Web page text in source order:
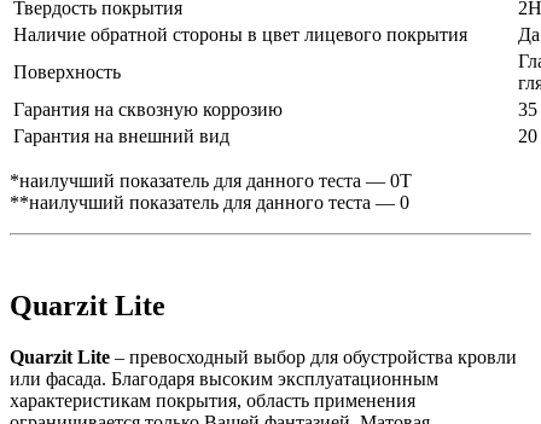
Твердость покрытия
2H
Наличие обратной стороны в цвет лицевого покрытия
Да
Поверхность
Гарантия на сквозную коррозию
35
Гарантия на внешний вид
20
*наилучший показатель для данного теста — 0Т
**наилучший показатель для данного теста — 0
Quarzit Lite
Quarzit Lite – превосходный выбор для обустройства кровли
или фасада. Благодаря высоким эксплуатационным
характеристикам покрытия, область применения